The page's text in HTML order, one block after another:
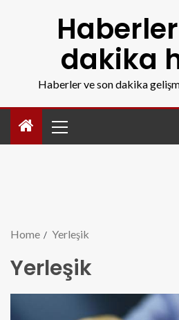
dakika
Haberler ve son dakika
Home Yerleşik
Yerleşik